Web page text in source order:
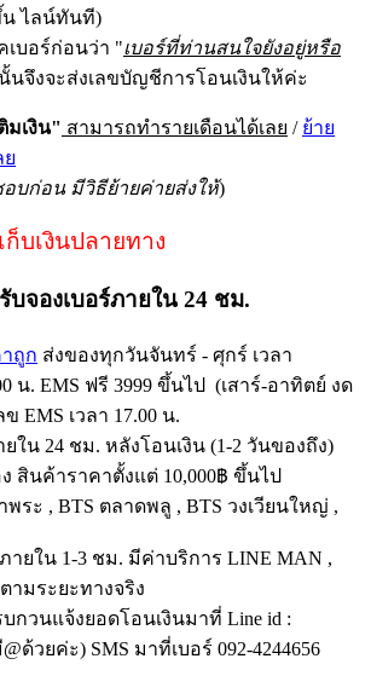
น ไลน์ทันที)
เบอร์ก่อนว่า "เบอร์ที่ท่านสนใจยังอยู่หรือ
จึงจะส่งเลขบัญชีการโอนเงินให้ค่ะ
มเงิน" สามารถทำรายเดือนได้เลย / ย้าย
ย
อบก่อน มีวิธีย้ายค่ายส่งให้)
บเงินปลายทาง
บจองเบอร์ภายใน 24 ชม.
ถูก ส่งของทุกวันจันทร์ - ศุกร์ เวลา
น. EMS ฟรี 3999 ขึ้นไป (เสาร์-อาทิตย์ งด
EMS เวลา 17.00 น.
ใน 24 ชม. หลังโอนเงิน (1-2 วันของถึง)
สินค้าราคาตั้งแต่ 10,000฿ ขึ้นไป
ระ , BTS ตลาดพลู , BTS วงเวียนใหญ่ ,
ายใน 1-3 ชม. มีค่าบริการ LINE MAN ,
ามระยะทางจริง
กวนแจ้งยอดโอนเงินมาที่ Line id :
ด้วยค่ะ) SMS มาที่เบอร์ 092-4244656